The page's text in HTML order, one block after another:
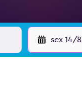
sex 14/8